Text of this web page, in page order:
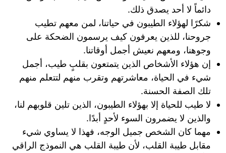
دائماً لا أحد يصدق ذلك.
شكرًا لهؤلاء الطيبون في حياتنا، لمن معهم تطيب
جروحنا، للذين يعرفون كيف يرسمون الضحكة على
وجوهنا، ومعهم نعيش أجمل أوقاتنا.
إن هؤلاء الأشخاص الذين يتمتعون بقلبٍ طيب، أجمل
شيء في الحياة، معاشرتهم وتقرب منهم لتتعلم منهم
تلك الصفة الحسنة.
لا طيب للحياة إلا بهؤلاء الطيبون، الذين تلين قلوبهم لنا،
والذين لا يضمرون السوء لأحدٍ أبدًا.
مهما كان الشخص جميل الوجه، فهذا لا يساوي شيء
مقابل طيبة القلب، لأن طيبة القلب هي النموذج الراقي